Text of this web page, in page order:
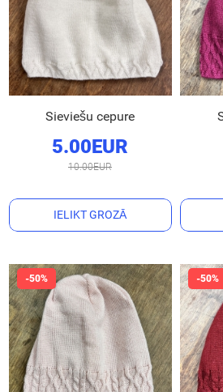
Sieviešu cepure
5.00EUR
10.00EUR
IELIKT GROZĀ